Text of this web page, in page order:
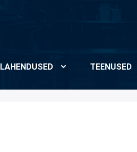
LAHENDUSED TEENUSED